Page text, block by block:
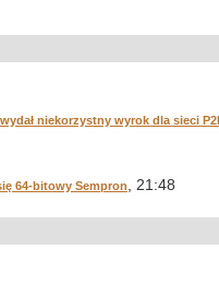
niekorzystny wyrok dla sieci
64-bitowy Sempron , 21:48